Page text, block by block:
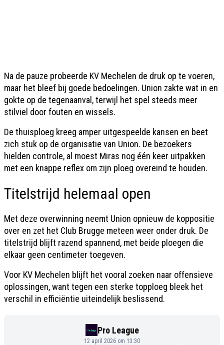
Na de pauze probeerde KV Mechelen de druk op te voeren,
maar het bleef bij goede bedoelingen. Union zakte wat in en
gokte op de tegenaanval, terwijl het spel steeds meer
stilviel door fouten en wissels.
De thuisploeg kreeg amper uitgespeelde kansen en beet
zich stuk op de organisatie van Union. De bezoekers
hielden controle, al moest Miras nog één keer uitpakken
met een knappe reflex om zijn ploeg overeind te houden.
Titelstrijd helemaal open
Met deze overwinning neemt Union opnieuw de koppositie
over en zet het Club Brugge meteen weer onder druk. De
titelstrijd blijft razend spannend, met beide ploegen die
elkaar geen centimeter toegeven.
Voor KV Mechelen blijft het vooral zoeken naar offensieve
oplossingen, want tegen een sterke topploeg bleek het
verschil in efficiëntie uiteindelijk beslissend.
Pro League
12 april 2026 om 13:30